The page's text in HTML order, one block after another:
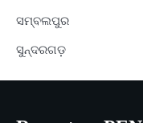
ସମ୍ବଲପୁର
ସୁନ୍ଦରଗଡ଼